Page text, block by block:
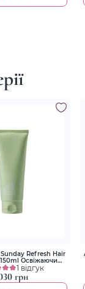
Refresh Hair
Освіжаючий
для волосся
1 відгук
грн